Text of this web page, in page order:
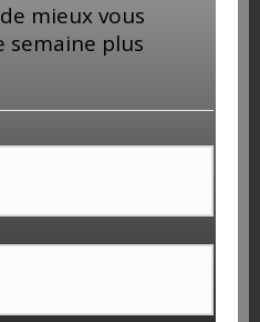
YOUTUBE!
mieux vous
semaine plus